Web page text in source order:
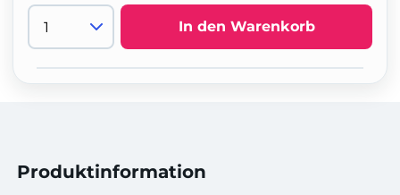
In den Warenkorb
Produktinformation